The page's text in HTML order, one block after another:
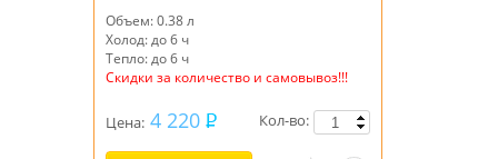
Объем: 0.38 л
Холод: до 6 ч
Тепло: до 6 ч
Скидки за количество и самовывоз!!!
Цена: 4 220
Кол-во: